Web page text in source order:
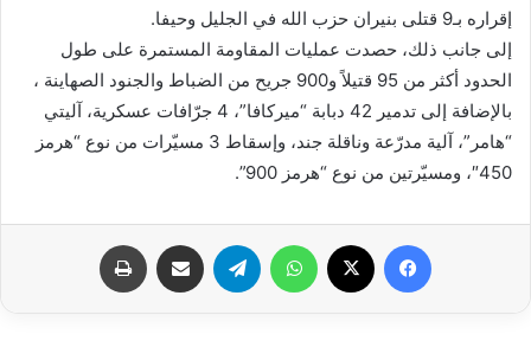
إقراره بـ9 قتلى بنيران حزب الله في الجليل وحيفا.
إلى جانب ذلك، حصدت عمليات المقاومة المستمرة على طول
الحدود أكثر من 95 قتيلاً و900 جريح من الضباط والجنود الصهاينة ،
بالإضافة إلى تدمير 42 دبابة “ميركافا”، 4 جرّافات عسكرية، آليتي
“هامر”، آلية مدرّعة وناقلة جند، وإسقاط 3 مسيّرات من نوع “هرمز
450″، ومسيّرتين من نوع “هرمز 900”.
فيسبوك واتساب تيلقرام مشاركة عبر البريد